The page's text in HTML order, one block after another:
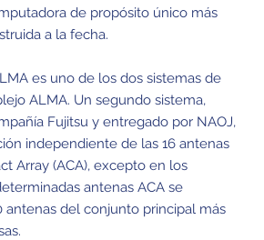
de propósito único más
a la fecha.
es uno de los dos sistemas de
ALMA. Un segundo sistema,
Fujitsu y entregado por NAOJ,
independiente de las 16 antenas
Array (ACA), excepto en los
antenas ACA se
antenas del conjunto principal más